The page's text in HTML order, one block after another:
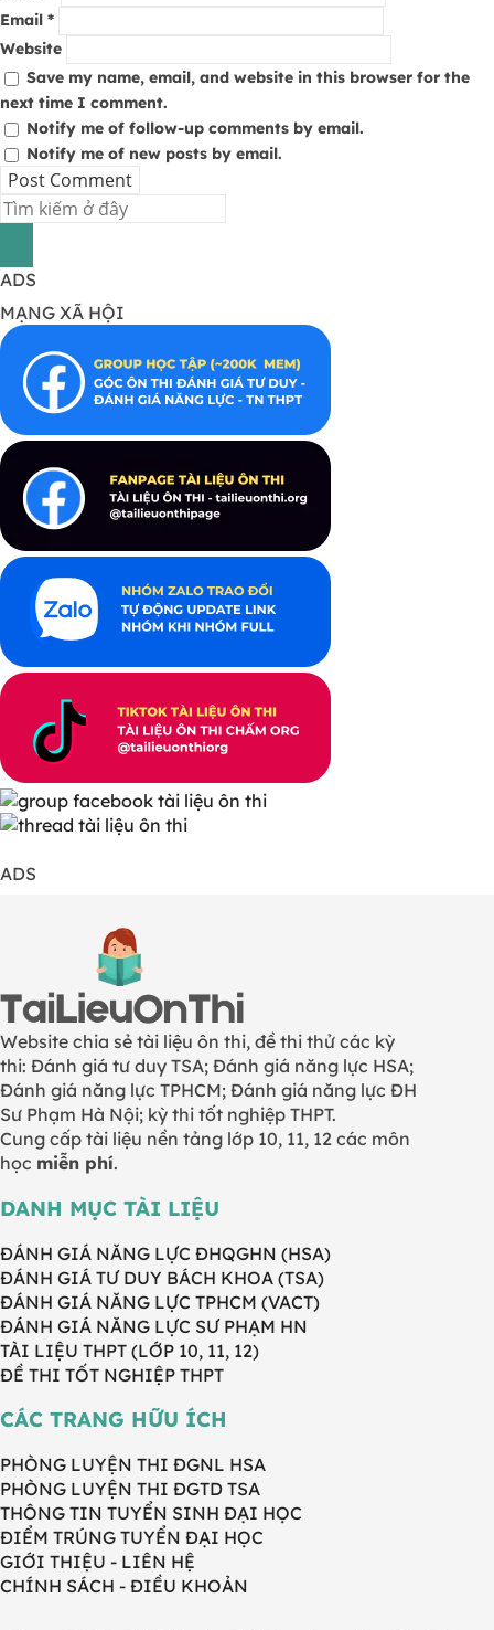
Email *
Website
Save my name, email, and website in this browser for the
next time I comment.
Notify me of follow-up comments by email.
Notify me of new posts by email.
ADS
MẠNG XÃ HỘI
ADS
Website chia sẻ tài liệu ôn thi, đề thi thử các kỳ
thi: Đánh giá tư duy TSA; Đánh giá năng lực HSA;
Đánh giá năng lực TPHCM; Đánh giá năng lực ĐH
Sư Phạm Hà Nội; kỳ thi tốt nghiệp THPT.
Cung cấp tài liệu nền tảng lớp 10, 11, 12 các môn
học miễn phí.
DANH MỤC TÀI LIỆU
ĐÁNH GIÁ NĂNG LỰC ĐHQGHN (HSA)
ĐÁNH GIÁ TƯ DUY BÁCH KHOA (TSA)
ĐÁNH GIÁ NĂNG LỰC TPHCM (VACT)
ĐÁNH GIÁ NĂNG LỰC SƯ PHẠM HN
TÀI LIỆU THPT (LỚP 10, 11, 12)
ĐỀ THI TỐT NGHIỆP THPT
CÁC TRANG HỮU ÍCH
PHÒNG LUYỆN THI ĐGNL HSA
PHÒNG LUYỆN THI ĐGTD TSA
THÔNG TIN TUYỂN SINH ĐẠI HỌC
ĐIỂM TRÚNG TUYỂN ĐẠI HỌC
GIỚI THIỆU - LIÊN HỆ
CHÍNH SÁCH - ĐIỀU KHOẢN